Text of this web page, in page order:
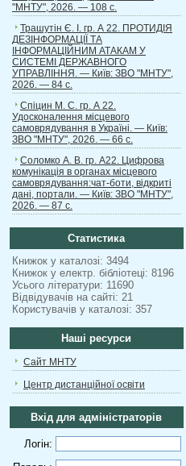
"МНТУ", 2026. — 108 с.
Трашутін Є. І. гр. А 22. ПРОТИДІЯ
ДЕЗІНФОРМАЦІЇ ТА
ІНФОРМАЦІЙНИМ АТАКАМ У
СИСТЕМІ ДЕРЖАВНОГО
УПРАВЛІННЯ. — Київ: ЗВО "МНТУ",
2026. — 84 с.
Спіцин М. С. гр. А 22.
Удосконалення місцевого
самоврядування в Україні. — Київ:
ЗВО "МНТУ", 2026. — 66 с.
Соломко А. В. гр. А22. Цифрова
комунікація в органах місцевого
самоврядування:чат-боти, відкриті
дані, портали. — Київ: ЗВО "МНТУ",
2026. — 87 с.
Статистика
Книжок у каталозі: 3494
Книжок у електр. бібліотеці: 8196
Усього літератури: 11690
Відвідувачів на сайті: 21
Користувачів у каталозі: 357
Наші ресурси
Сайт МНТУ
Центр дистанційної освіти
Вхід для адміністраторів
Логін: